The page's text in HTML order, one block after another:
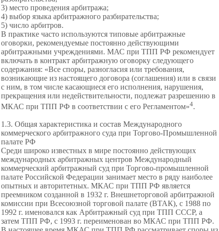
3) место проведения арбитража;
4) выбор языка арбитражного разбирательства;
5) число арбитров.
В практике часто используются типовые арбитражные
оговорки, рекомендуемые постоянно действующими
арбитражными учреждениями. МАС при ТПП РФ рекомендует
включать в контракт арбитражную оговорку следующего
содержания: «Все споры, разногласия или требования,
возникающие из настоящего договора (соглашения) или в связи
с ним, в том числе касающиеся его исполнения, нарушения,
прекращения или недействительности, подлежат разрешению в
МКАС при ТПП РФ в соответствии с его Регламентом»4.
1.3. Общая характеристика и состав Международного
коммерческого арбитражного суда при Торгово-Промышленной
палате РФ
Среди широко известных в мире постоянно действующих
международных арбитражных центров Международный
коммерческий арбитражный суд при Торгово-промышленной
палате Российской Федерации занимает место в ряду наиболее
опытных и авторитетных. МКАС при ТПП РФ является
преемником созданной в 1932 г. Внешнеторговой арбитражной
комиссии при Всесоюзной торговой палате (ВТАК), с 1988 по
1992 г. именовался как Арбитражный суд при ТПП СССР, а
затем ТПП РФ, с 1993 г. переименован во МКАС при ТПП РФ.